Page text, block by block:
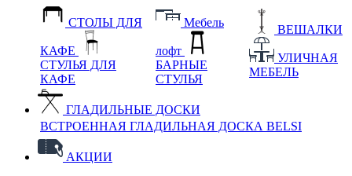
СТОЛЫ ДЛЯ
КАФЕ
СТУЛЬЯ ДЛЯ
КАФЕ
Мебель
лофт
БАРНЫЕ
СТУЛЬЯ
ВЕШАЛКИ
УЛИЧНАЯ
МЕБЕЛЬ
ГЛАДИЛЬНЫЕ ДОСКИ
ВСТРОЕННАЯ ГЛАДИЛЬНАЯ ДОСКА BELSI
АКЦИИ